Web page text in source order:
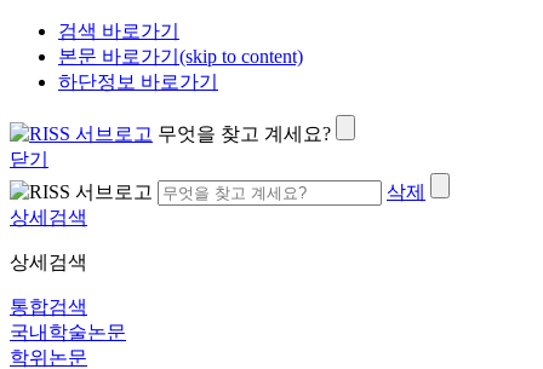
검색 바로가기
본문 바로가기(skip to content)
하단정보 바로가기
무엇을 찾고 계세요?
닫기
삭제
상세검색
상세검색
통합검색
국내학술논문
학위논문